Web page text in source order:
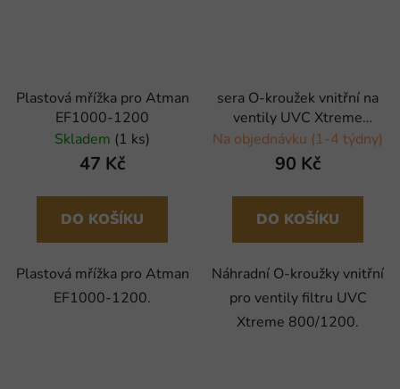
Plastová mřížka pro Atman
EF1000-1200
Skladem (1 ks)
47 Kč
DO KOŠÍKU
Plastová mřížka pro Atman
EF1000-1200.
sera O-kroužek vnitřní na
ventily UVC Xtreme
800/1200 - 4 ks
Na objednávku (1-4 týdny)
90 Kč
DO KOŠÍKU
Náhradní O-kroužky vnitřní
pro ventily filtru UVC
Xtreme 800/1200.